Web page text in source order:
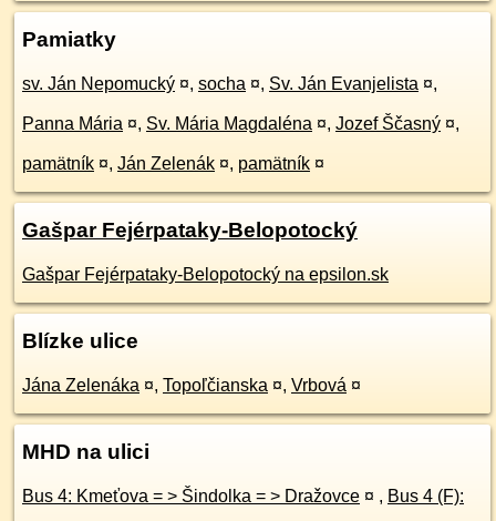
Pamiatky
sv. Ján Nepomucký ¤, socha ¤, Sv. Ján Evanjelista ¤,
Panna Mária ¤, Sv. Mária Magdaléna ¤, Jozef Ščasný ¤,
pamätník ¤, Ján Zelenák ¤, pamätník ¤
Gašpar Fejérpataky-Belopotocký
Gašpar Fejérpataky-Belopotocký na epsilon.sk
Blízke ulice
Jána Zelenáka ¤, Topoľčianska ¤, Vrbová ¤
MHD na ulici
Bus 4: Kmeťova = > Šindolka = > Dražovce ¤ , Bus 4 (F):